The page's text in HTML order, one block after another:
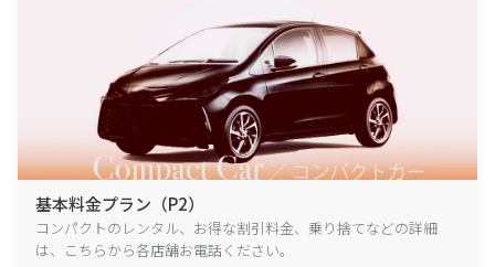
基本料金プラン（P2）
コンパクトのレンタル、お得な割引料金、乗り捨てなどの詳細
は、こちらから各店舗お電話ください。